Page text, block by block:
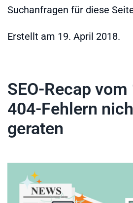
Suchanfragen für diese
Erstellt am 19. April 2018.
SEO-Recap
404-Fehlern
geraten